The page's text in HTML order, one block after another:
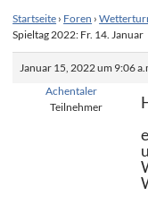
Startseite › Foren ›
Spieltag 2022: Fr. 14. Januar
Januar 15, 2022 um 9:06
Achentaler
Teilnehmer